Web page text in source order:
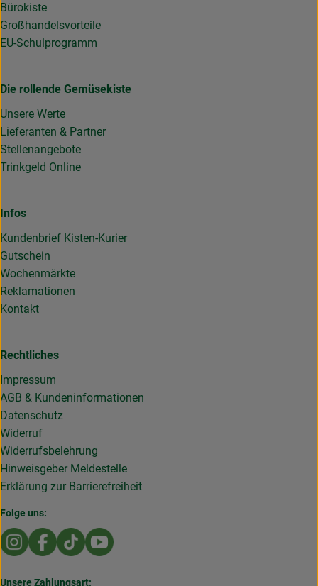
Bürokiste
Großhandelsvorteile
EU-Schulprogramm
Die rollende Gemüsekiste
Unsere Werte
Lieferanten & Partner
Stellenangebote
Trinkgeld Online
Infos
Kundenbrief Kisten-Kurier
Gutschein
Wochenmärkte
Reklamationen
Kontakt
Rechtliches
Impressum
AGB & Kundeninformationen
Datenschutz
Widerruf
Widerrufsbelehrung
Hinweisgeber Meldestelle
Erklärung zur Barrierefreiheit
Folge uns:
Externer Link zu https://www.instagram.com/
Externer Link zu https://www.facebook.com/
Externer Link zu https://www.tiktok.com/
Externer Link zu https://
Unsere Zahlungsart: